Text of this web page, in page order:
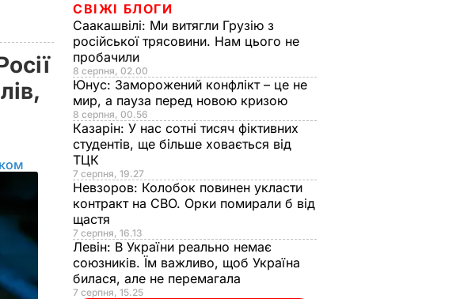
СВІЖІ БЛОГИ
Саакашвілі: Ми витягли Грузію з
російської трясовини. Нам цього не
пробачили
8 серпня, 02.00
Юнус: Заморожений конфлікт – це не
мир, а пауза перед новою кризою
8 серпня, 00.56
Казарін: У нас сотні тисяч фіктивних
студентів, ще більше ховається від
ТЦК
7 серпня, 19.27
Невзоров: Колобок повинен укласти
контракт на СВО. Орки помирали б від
щастя
7 серпня, 16.13
Левін: В України реально немає
союзників. Їм важливо, щоб Україна
билася, але не перемагала
7 серпня, 15.25